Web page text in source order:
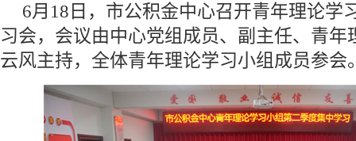
6月18日，市公积金中心召开青年理论学
习会，会议由中心党组成员、副主任、青年
云风主持，全体青年理论学习小组成员参会